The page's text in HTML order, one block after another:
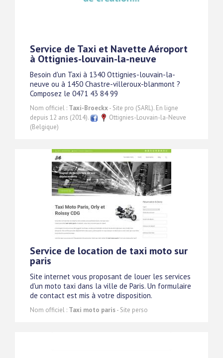
Service de Taxi et Navette Aéroport
à Ottignies-louvain-la-neuve
Besoin d'un Taxi à 1340 Ottignies-louvain-la-
neuve ou à 1450 Chastre-villeroux-blanmont ?
Composez le 0471 43 84 99
Nom officiel : Taxi-Broeckx- Site pro (SARL). En ligne
depuis 12 ans (2014).
Ottignies-Louvain-la-Neuve
(Belgique)
Service de location de taxi moto sur
paris
Site internet vous proposant de louer les services
d'un moto taxi dans la ville de Paris. Un formulaire
de contact est mis à votre disposition.
Nom officiel : Taxi moto paris- Site perso